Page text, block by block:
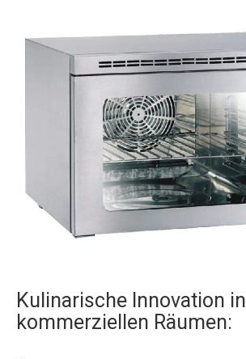
Kulinarische Innovation in
kommerziellen Räumen: